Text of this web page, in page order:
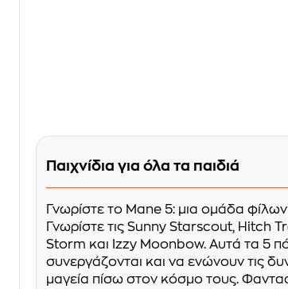
Παιχνίδια για όλα τα παιδιά
Γνωρίστε το Mane 5: μια ομάδα
Γνωρίστε τις Sunny Starscout, Hitch
Storm και Izzy Moonbow. Αυτά τα 5
συνεργάζονται και να ενώνουν τις
μαγεία πίσω στον κόσμο τους.